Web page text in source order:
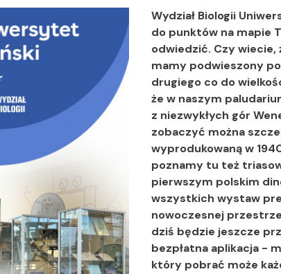
Wydział Biologii
do punktów na mapie
odwiedzić. Czy wiecie,
mamy podwieszony
drugiego co do
że w naszym
z niezwykłych gór
zobaczyć można
wyprodukowaną w
poznamy tu też
pierwszym polskim
wszystkich wystaw
nowoczesnej
dziś będzie jeszcze
bezpłatna aplikacja -
który pobrać może